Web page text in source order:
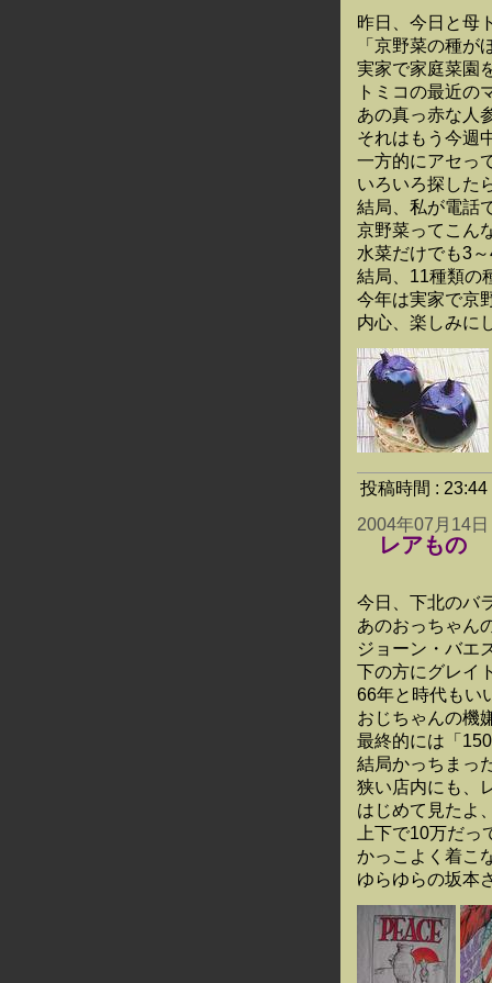
昨日、今日と母
「京野菜の種が
実家で家庭菜園
トミコの最近の
あの真っ赤な人
それはもう今週
一方的にアセっ
いろいろ探した
結局、私が電話
京野菜ってこん
水菜だけでも3
結局、11種類の
今年は実家で京
内心、楽しみに
投稿時間 :
2004年07月14日
レアもの
今日、下北のバ
あのおっちゃん
ジョーン・バエ
下の方にグレイ
66年と時代もい
おじちゃんの機
最終的には「
結局かっちまっ
狭い店内にも、
はじめて見たよ
上下で10万だ
かっこよく着こ
ゆらゆらの坂本